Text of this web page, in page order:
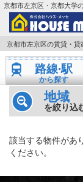
京都市左京区・京都大学
TOPページ
地図から検索
地域から検索
書類DL & 入居者
京都市左京区の賃貸・
路線·駅
から探す
地域
を絞り込
該当する物件があ
ください。